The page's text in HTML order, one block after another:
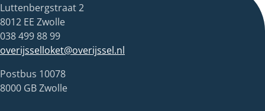
Luttenbergstraat 2
8012 EE Zwolle
038 499 88 99
overijsselloket@overijssel.nl
Postbus 10078
8000 GB Zwolle